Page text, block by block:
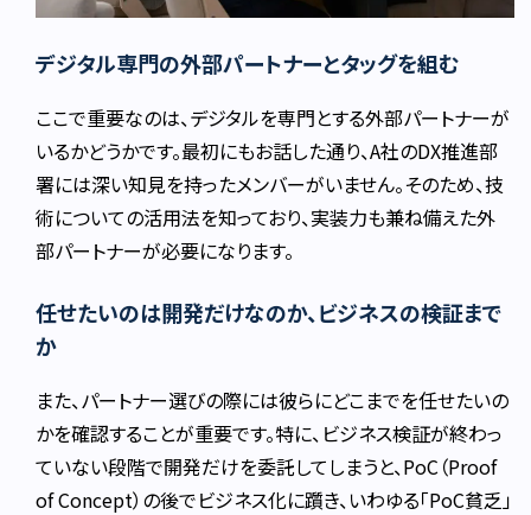
デジタル専門の外部パートナーとタッグを組む
ここで重要なのは、デジタルを専門とする外部パートナーが
いるかどうかです。最初にもお話した通り、A社のDX推進部
署には深い知見を持ったメンバーがいません。そのため、技
術についての活用法を知っており、実装力も兼ね備えた外
部パートナーが必要になります。
任せたいのは開発だけなのか、ビジネスの検証まで
か
また、パートナー選びの際には彼らにどこまでを任せたいの
かを確認することが重要です。特に、ビジネス検証が終わっ
ていない段階で開発だけを委託してしまうと、PoC（Proof
of Concept）の後でビジネス化に躓き、いわゆる「PoC貧乏」